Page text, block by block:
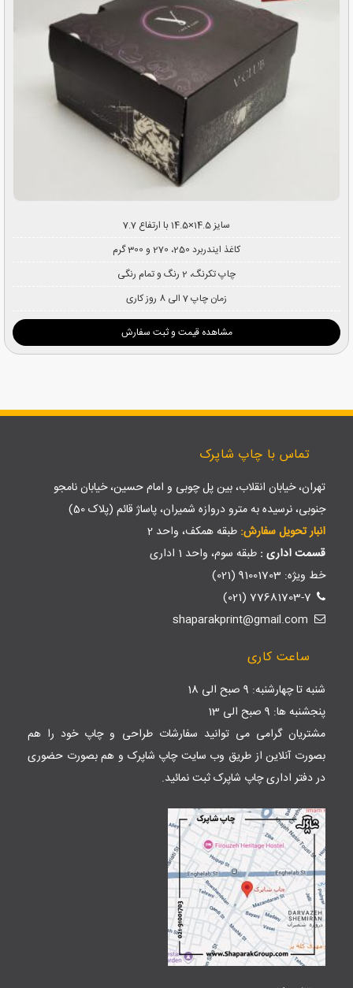
سایز 14.5×14.5 با ارتفاع 7.7
کاغذ ایندربرد 250، 270 و 300 گرم
چاپ تکرنگ، 2 رنگ و تمام رنگی
زمان چاپ 7 الی 8 روز کاری
مشاهده قیمت و ثبت سفارش
تماس با چاپ شاپرک
تهران، خیابان انقلاب، بین پل چوبی و امام حسین، خیابان نامجو
جنوبی، نرسیده به مترو دروازه شمیران، پاساژ قائم (پلاک 50)
انبار تحویل سفارش: طبقه همکف، واحد 2
قسمت اداری : طبقه سوم، واحد 1 اداری
خط ویژه: 91001703 (021)
77681703-7 (021)
ساعت کاری
شنبه تا چهارشنبه: 9 صبح الی 18
پنجشنبه ها: 9 صبح الی 13
مشتریان گرامی می توانید سفارشات طراحی و چاپ خود را هم
بصورت آنلاین از طریق وب سایتچاپ شاپرک و هم بصورت حضوری
در دفتر اداری چاپ شاپرک ثبت نمائید.